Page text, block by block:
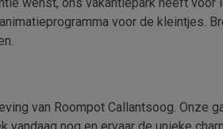
voor de kleintjes.
van Roompot Callantsoog. Onze